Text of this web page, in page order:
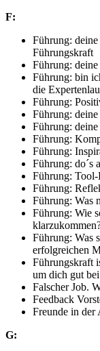
F:
Führung:
Führungskraft
Führung:
Führung: bin
die
Führung:
Führung:
Führung:
Führung:
Führung:
Führung: do´s
Führung:
Führung:
Führung: Was
Führung: Wie
Führung: Was
erfolgreichen
Führungskraft
um dich gut
Falscher Job.
Feedback
Freunde in der
G: